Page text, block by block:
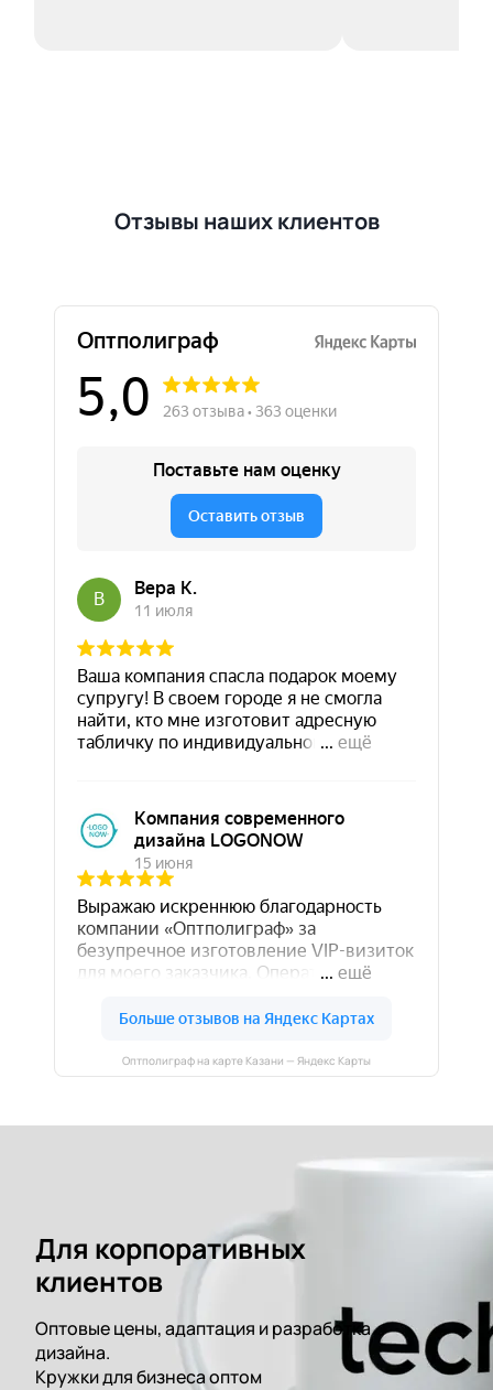
Отзывы наших клиентов
Оптполиграф на карте Казани — Яндекс Карты
Для корпоративных
клиентов
Оптовые цены, адаптация и разработка
дизайна.
Кружки для бизнеса оптом